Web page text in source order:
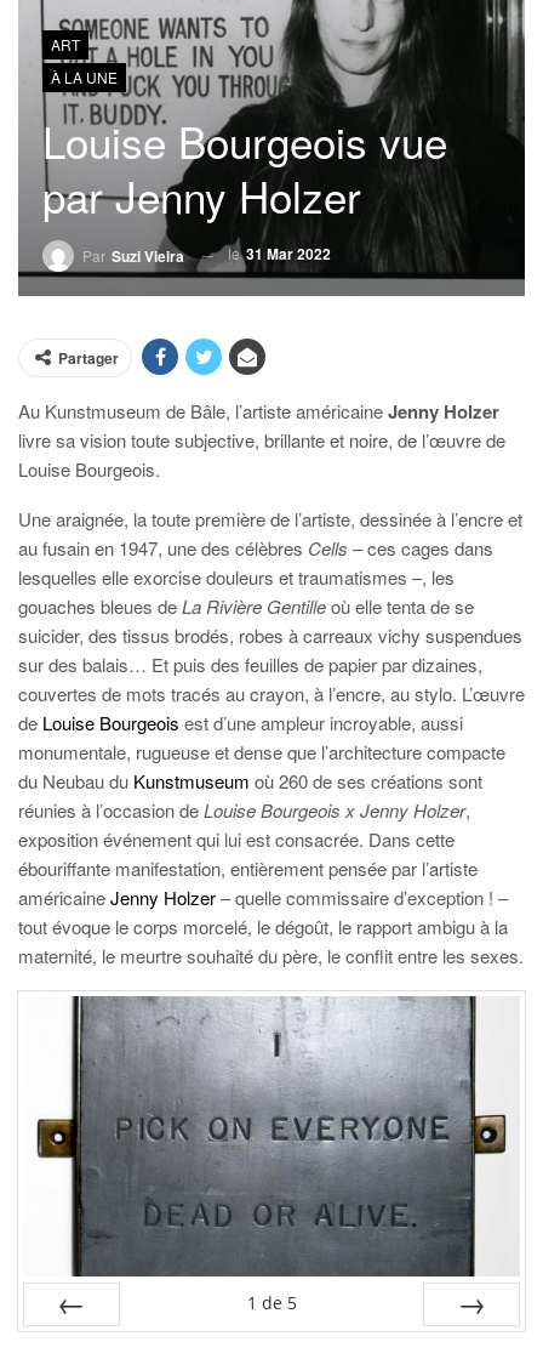
ART
À LA UNE
Louise Bourgeois vue
par Jenny Holzer
Par Suzi Vieira le31 Mar 2022
Partager
Au Kunstmuseum de Bâle, l’artiste américaineJenny Holzer
livre sa vision toute subjective, brillante et noire, de l’œuvre de
Louise Bourgeois.
Une araignée, la toute première de l’artiste, dessinée à l’encre et
au fusain en 1947, une des célèbres Cells – ces cages dans
lesquelles elle exorcise douleurs et traumatismes –, les
gouaches bleues deLa Rivière Gentilleoù elle tenta de se
suicider, des tissus brodés, robes à carreaux vichy suspendues
sur des balais… Et puis des feuilles de papier par dizaines,
couvertes de mots tracés au crayon, à l’encre, au stylo. L’œuvre
de Louise Bourgeois est d’une ampleur incroyable, aussi
monumentale, rugueuse et dense que l’architecture compacte
du Neubau du Kunstmuseum où 260 de ses créations sont
réunies à l’occasion deLouise Bourgeois x Jenny Holzer,
exposition événement qui lui est consacrée. Dans cette
ébouriffante manifestation, entièrement pensée par l’artiste
américaineJenny Holzer– quelle commissaire d’exception ! –
tout évoque le corps morcelé, le dégoût, le rapport ambigu à la
maternité, le meurtre souhaité du père, le conflit entre les sexes.
1 de 5